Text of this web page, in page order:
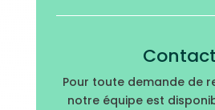
Contact
Pour toute demande de
notre équipe est